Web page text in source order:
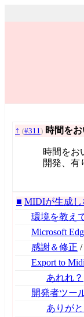
↑ (#311) 時間を
時間をお
開発、有
■ MIDIが生成し
環境を教え
Microsoft
感謝＆修正 /
Export to
あれれ？
開発者ツー
ありが